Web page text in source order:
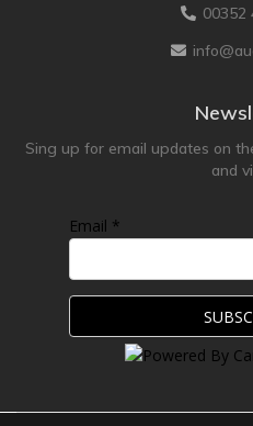
00352
Sing up for email updates on
and
Email *